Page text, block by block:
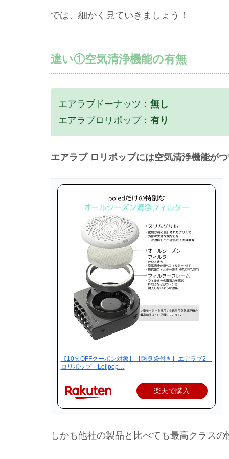
では、細かく見ていきましょう！
違い①空気清浄機能の有無
エアラブドーナッツ： 無し
エアラブロリポップ： 有り
エアラブ ロリポップには空気清浄機能が
【10％OFFクーポン対象】【防臭袋付き】エアラブ2
ロリポップ Lolipop…
楽天で購入
しかも他社の製品と比べても最高クラスの